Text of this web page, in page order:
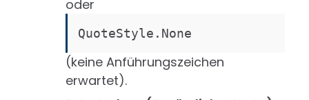
oder
QuoteStyle.None
(keine Anführungszeichen
erwartet).